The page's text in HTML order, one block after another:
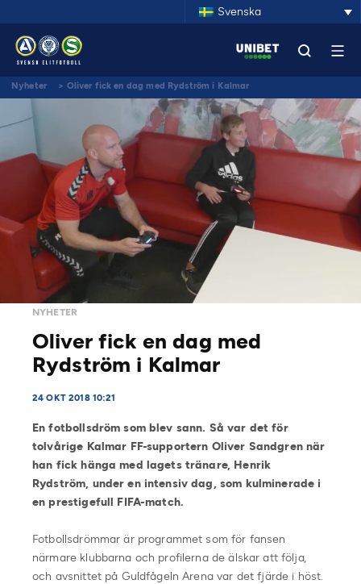
Svenska
Nyheter > Oliver fick en dag med Rydström i Kalmar
NYHETER
Oliver fick en dag med
Rydström i Kalmar
24 OKT 2018 10:21
En fotbollsdröm som blev sann. Så var det för
tolvårige Kalmar FF-supportern Oliver Sandgren när
han fick hänga med lagets tränare, Henrik
Rydström, under en intensiv dag, som kulminerade i
en prestigefull FIFA-match.
Fotbollsdrömmar är programmet som för fansen
närmare klubbarna och profilerna de älskar att följa,
och avsnittet på Guldfågeln Arena var det fjärde i höst.